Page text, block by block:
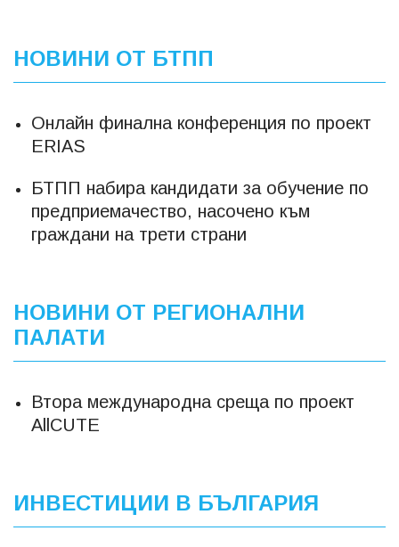
НОВИНИ ОТ БТПП
Онлайн финална конференция по проект
ERIAS
БТПП набира кандидати за обучение по
предприемачество, насочено към
граждани на трети страни
НОВИНИ ОТ РЕГИОНАЛНИ
ПАЛАТИ
Втора международна среща по проект
AllCUTE
ИНВЕСТИЦИИ В БЪЛГАРИЯ